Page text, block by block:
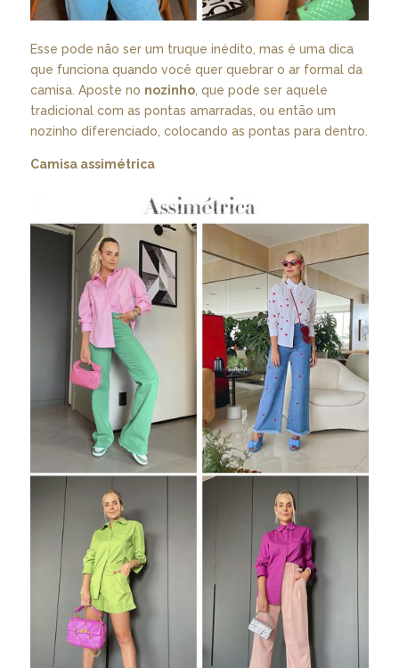
Esse pode não ser um truque inédito, mas é uma dica
que funciona quando você quer quebrar o ar formal da
camisa. Aposte no nozinho, que pode ser aquele
tradicional com as pontas amarradas, ou então um
nozinho diferenciado, colocando as pontas para dentro.
Camisa assimétrica